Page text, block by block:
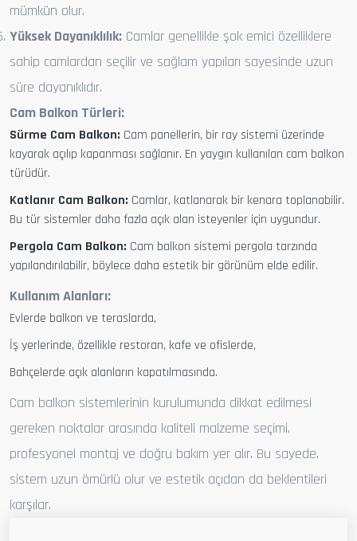
mümkün olur.
Yüksek Dayanıklılık: Camlar genellikle şok emici özelliklere
sahip camlardan seçilir ve sağlam yapıları sayesinde uzun
süre dayanıklıdır.
Cam Balkon Türleri:
Sürme Cam Balkon: Cam panellerin, bir ray sistemi üzerinde
kayarak açılıp kapanması sağlanır. En yaygın kullanılan cam balkon
türüdür.
Katlanır Cam Balkon: Camlar, katlanarak bir kenara toplanabilir.
Bu tür sistemler daha fazla açık alan isteyenler için uygundur.
Pergola Cam Balkon: Cam balkon sistemi pergola tarzında
yapılandırılabilir, böylece daha estetik bir görünüm elde edilir.
Kullanım Alanları:
Evlerde balkon ve teraslarda,
İş yerlerinde, özellikle restoran, kafe ve ofislerde,
Bahçelerde açık alanların kapatılmasında.
Cam balkon sistemlerinin kurulumunda dikkat edilmesi
gereken noktalar arasında kaliteli malzeme seçimi,
profesyonel montaj ve doğru bakım yer alır. Bu sayede,
sistem uzun ömürlü olur ve estetik açıdan da beklentileri
karşılar.